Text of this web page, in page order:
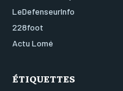
LeDefenseurInfo
228foot
Actu Lomé
ÉTIQUETTES